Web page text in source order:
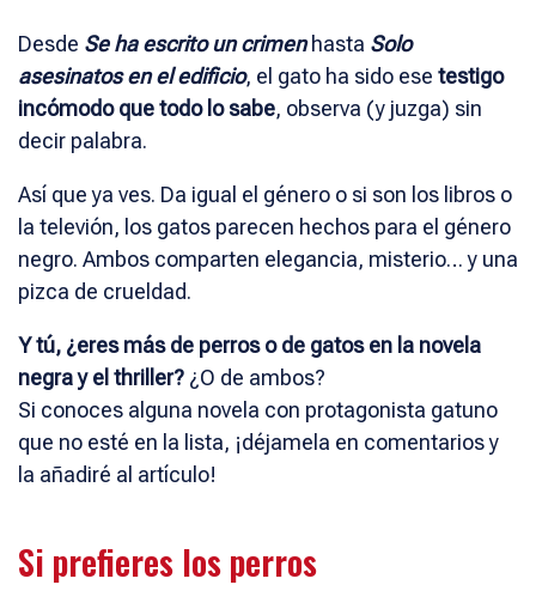
Desde Se ha escrito un crimen hasta Solo
asesinatos en el edificio, el gato ha sido ese testigo
incómodo que todo lo sabe, observa (y juzga) sin
decir palabra.
Así que ya ves. Da igual el género o si son los libros o
la televión, los gatos parecen hechos para el género
negro. Ambos comparten elegancia, misterio… y una
pizca de crueldad.
Y tú, ¿eres más de perros o de gatos en la novela
negra y el thriller? ¿O de ambos?
Si conoces alguna novela con protagonista gatuno
que no esté en la lista, ¡déjamela en comentarios y
la añadiré al artículo!
Si prefieres los perros